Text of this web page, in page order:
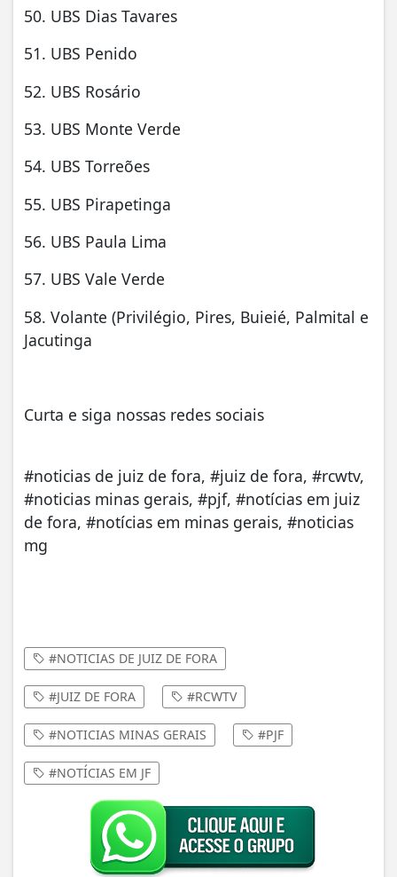
50. UBS Dias Tavares
51. UBS Penido
52. UBS Rosário
53. UBS Monte Verde
54. UBS Torreões
55. UBS Pirapetinga
56. UBS Paula Lima
57. UBS Vale Verde
58. Volante (Privilégio, Pires, Buieié, Palmital e
Jacutinga
Curta e siga nossas redes sociais
#noticias de juiz de fora, #juiz de fora, #rcwtv,
#noticias minas gerais, #pjf, #notícias em juiz
de fora, #notícias em minas gerais, #noticias
mg
#NOTICIAS DE JUIZ DE FORA
#JUIZ DE FORA #RCWTV
#NOTICIAS MINAS GERAIS #PJF
#NOTÍCIAS EM JF